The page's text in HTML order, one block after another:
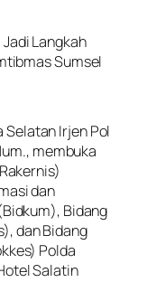
Langkah
Sumsel
Selatan Irjen Pol
membuka
dan
Bidang
dan Bidang
Polda
Salatin